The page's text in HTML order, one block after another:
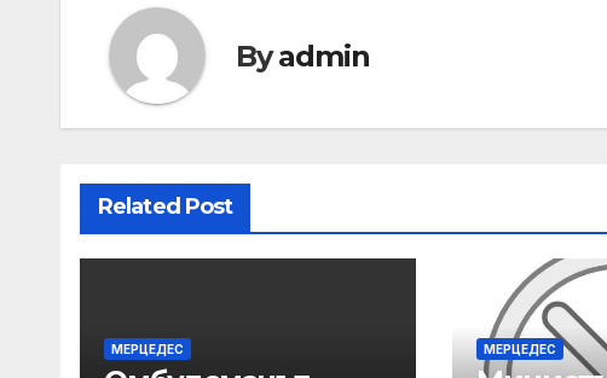
Byadmin
Related Post
МЕРЦЕДЕС МЕРЦЕДЕС